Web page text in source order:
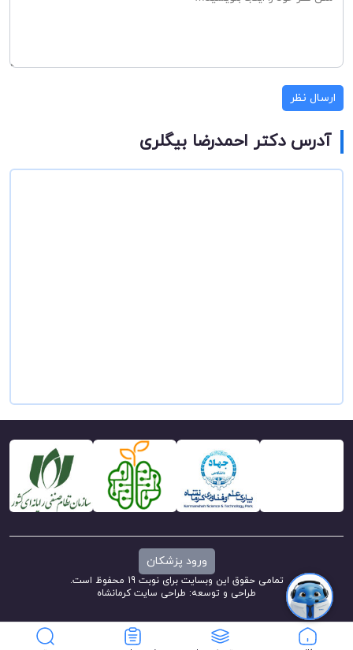
ارسال نظر
آدرس دکتر احمدرضا بیگلری
ورود پزشکان
تمامی حقوق این وبسایت برای نوبت 19 محفوظ است.
طراحی و توسعه: طراحی سایت کرمانشاه